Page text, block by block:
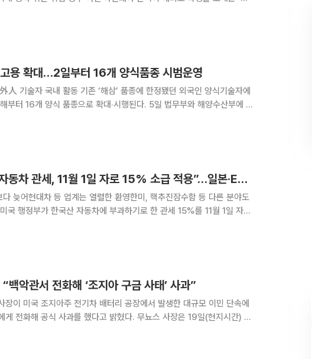
인구 감소 속에서 외국인 유학생은
용 확대…2일부터 16개 양식품종 시범운영
삼’ 품종에 한정됐던 외국인 양식기술자에
식 품종으로 확대‧시행된다. 5일 법무부와 해양수산부에 따
(개체 굴‧홍합‧바지락‧피조개
[종합] 미국 “한국 자동차 관세, 11월 1일 자로 15% 소급 적용”…일본·EU에 3개월 늦은 출발
늦어현대차 등 업계는 열렬한 환영한미, 핵추진잠수함 등 다른 분야도
국 행정부가 한국산 자동차에 부과하기로 한 관세 15%를 11월 1일 자로
도 좀처럼 내려가지 않는 관세에
백악관서 전화해 ‘조지아 구금 사태’ 사과”
장이 미국 조지아주 전기차 배터리 공장에서 발생한 대규모 이민 단속에
사과를 했다고 밝혔다. 무뇨스 사장은 19일(현지시간) 싱